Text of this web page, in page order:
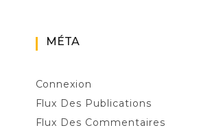
MÉTA
Connexion
Flux Des Publications
Flux Des Commentaires